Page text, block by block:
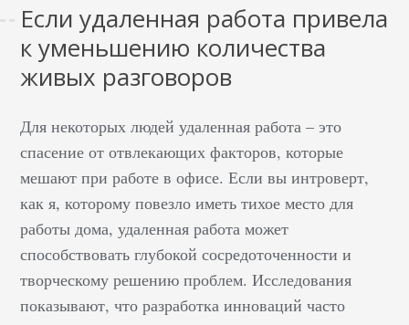
творческих профессий не
обойтись без него – это
необходимый
соискателей и важный
критерий для найма со
стороны работодателей.
Список выполненных
должен в полной мере
демонстрировать талант,
профессионализм и
наглядным онлайн-
заказчик должен
Если удаленная работа привела
к уменьшению количества
живых разговоров
Для некоторых людей удаленная работа – это
спасение от отвлекающих факторов, которые
мешают при работе в офисе. Если вы интроверт,
как я, которому повезло иметь тихое место для
работы дома, удаленная работа может
способствовать глубокой сосредоточенности и
творческому решению проблем. Исследования
показывают, что разработка инноваций часто